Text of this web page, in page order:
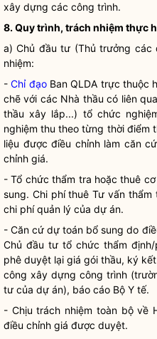
xây dựng các công trình.
8. Quy trình, trách nhiệm thực
a) Chủ đầu tư (Thủ trưởng
nhiệm:
-Chỉ đạoBan QLDA trực thuộc
chẽ với các Nhà thầu có liên
thầu xây lắp...) tổ chức
nghiệm thu theo từng thời điểm
liệu được điều chỉnh làm căn
chỉnh giá.
- Tổ chức thẩm tra hoặc thuê
sung. Chi phíthuê Tư vấn thẩm
chi phíquản lý của dự án.
- Căn cứ dự toán bổ sung do
Chủ đầu tư tổ chức thẩm
phê duyệt lại giá gói thầu, ký
công xây dựng công trình
tư của dự án), báo cáo Bộ Y tế.
- Chịu trách nhiệm toàn bộ về
điều chỉnh giá được duyệt.